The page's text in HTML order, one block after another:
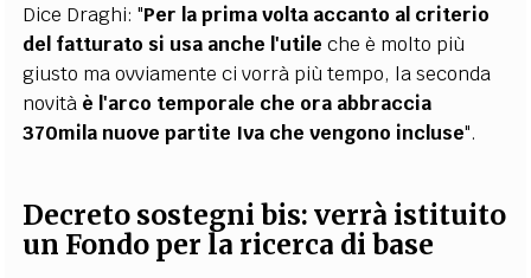
Dice Draghi: "Per la prima volta accanto al criterio
del fatturato si usa anche l'utile che è molto più
giusto ma ovviamente ci vorrà più tempo, la seconda
novità è l'arco temporale che ora abbraccia
370mila nuove partite Iva che vengono incluse".
Decreto sostegni bis: verrà istituito
un Fondo per la ricerca di base